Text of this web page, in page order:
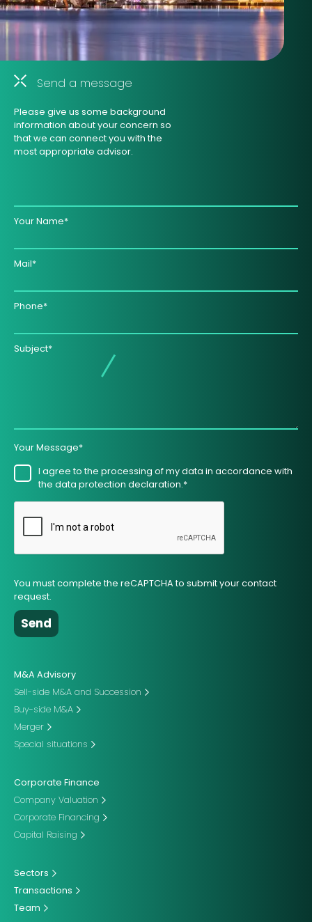
Send a message
Please give us some background
information about your concern so
that we can connect you with the
most appropriate advisor.
Your Name*
Mail*
Phone*
Subject*
Your Message*
I agree to the processing of my data in accordance with
the data protection declaration.*
You must complete the reCAPTCHA to submit your contact
request.
M&A Advisory
Sell-side M&A and Succession
Buy-side M&A
Merger
Special situations
Corporate Finance
Company Valuation
Corporate Financing
Capital Raising
Sectors
Transactions
Team